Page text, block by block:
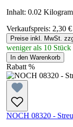
Inhalt: 0.02
Verkaufspreis: 2,30 €
Preise inkl. MwSt.
weniger als 10
In den Warenkorb
Rabatt %
NOCH 08320 -